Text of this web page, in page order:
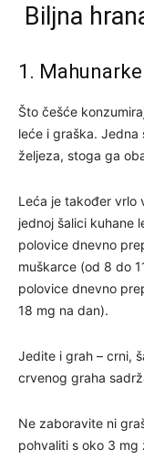
Biljna
1. Mahunarke
Što češće
leće i graška. Jedna
željeza, stoga ga
Leća je također vrlo
jednoj šalici kuhane
polovice dnevno
muškarce (od 8 do
polovice dnevno
18 mg na dan).
Jedite i grah – crni,
crvenog graha
Ne zaboravite ni
pohvaliti s oko 3 mg